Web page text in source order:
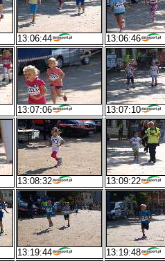
13:06:44 13:06:46
13:07:06 13:07:10
13:08:32 13:09:22
13:19:44 13:19:48